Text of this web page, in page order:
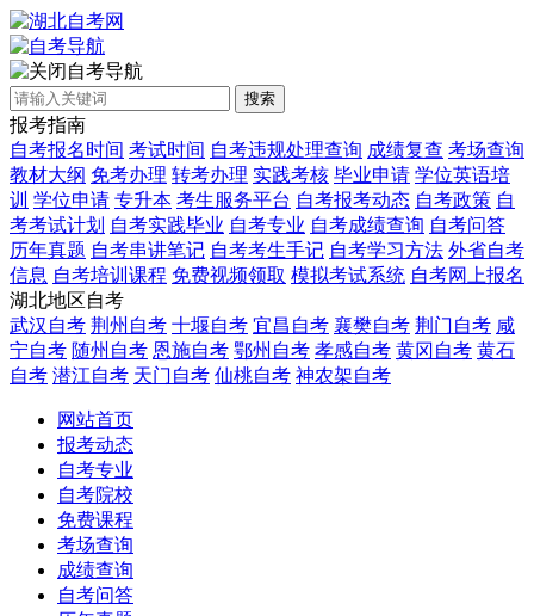
自考导航
搜索
报考指南
自考报名时间 考试时间 自考违规处理查询 成绩复查 考场查询
教材大纲 免考办理 转考办理 实践考核 毕业申请 学位英语培
训 学位申请 专升本 考生服务平台 自考报考动态 自考政策 自
考考试计划 自考实践毕业 自考专业 自考成绩查询 自考问答
历年真题 自考串讲笔记 自考考生手记 自考学习方法 外省自考
信息 自考培训课程 免费视频领取 模拟考试系统 自考网上报名
湖北地区自考
武汉自考 荆州自考 十堰自考 宜昌自考 襄樊自考 荆门自考 咸
宁自考 随州自考 恩施自考 鄂州自考 孝感自考 黄冈自考 黄石
自考 潜江自考 天门自考 仙桃自考 神农架自考
网站首页
报考动态
自考专业
自考院校
免费课程
考场查询
成绩查询
自考问答